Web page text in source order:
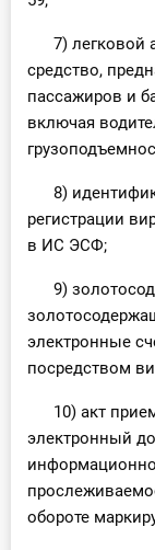
7) легковой
средство,
пассажиров и
включая
8)
регистрации
в ИС ЭСФ;
9)
электронные
посредством
10) акт
электронный
обороте